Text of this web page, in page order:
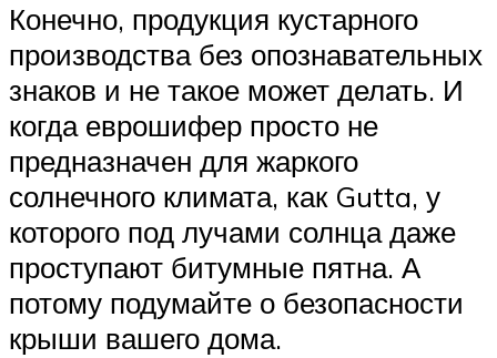
Конечно, продукция кустарного
производства без опознавательных
знаков и не такое может делать. И
когда еврошифер просто не
предназначен для жаркого
солнечного климата, как Gutta, у
которого под лучами солнца даже
проступают битумные пятна. А
потому подумайте о безопасности
крыши вашего дома.